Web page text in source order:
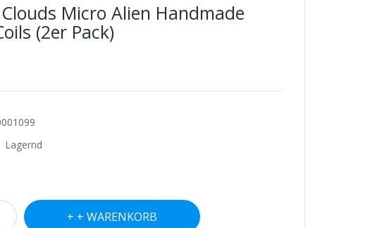
Micro Alien Handmade
(2er Pack)
Lagernd
+ WARENKORB